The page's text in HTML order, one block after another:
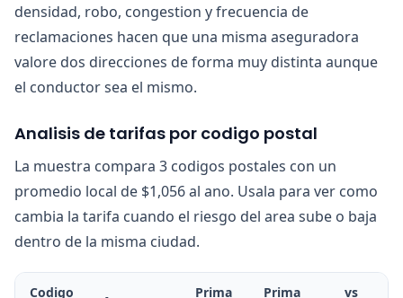
densidad, robo, congestion y frecuencia de
reclamaciones hacen que una misma aseguradora
valore dos direcciones de forma muy distinta aunque
el conductor sea el mismo.
Analisis de tarifas por codigo postal
La muestra compara 3 codigos postales con un
promedio local de $1,056 al ano. Usala para ver como
cambia la tarifa cuando el riesgo del area sube o baja
dentro de la misma ciudad.
Codigo Prima Prima vs